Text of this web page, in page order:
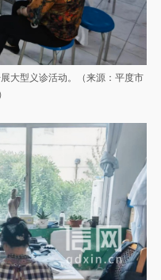
大型义诊活动。（来源：平度市